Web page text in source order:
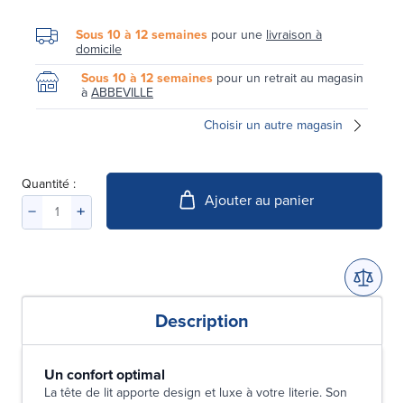
Sous 10 à 12 semaines pour une livraison à
domicile
Sous 10 à 12 semaines pour un retrait au magasin
àABBEVILLE
Choisir un autre magasin
Quantité :
Ajouter au panier
Description
Un confort optimal
La tête de lit apporte design et luxe à votre literie. Son